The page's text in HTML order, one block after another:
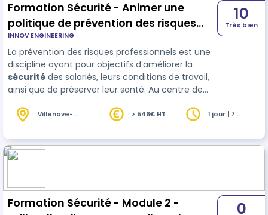
Formation Sécurité - Animer une
politique de prévention des risques
professionnels dans son entreprise
INNOV ENGINEERING
La prévention des risques professionnels est une
discipline ayant pour objectifs d’améliorer la
sécurité des salariés, leurs conditions de travail,
ainsi que de préserver leur santé. Au centre de
auxquels sont exposés les collaborateurs reste
10
Très bien
Villenave-
> 546€ HT
1 jour | 7
Formation Sécurité - Module 2 -
0